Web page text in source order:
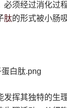
必须经过消化过
肽的形式被小肠
挥其独特的生